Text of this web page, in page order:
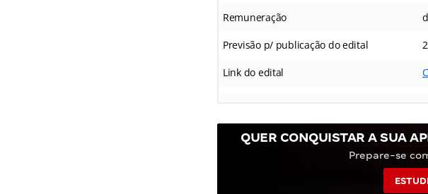
Remuneração
Previsão p/ publicação do edital
Link do edital
QUER CONQUISTAR A SUA
Prepare-se